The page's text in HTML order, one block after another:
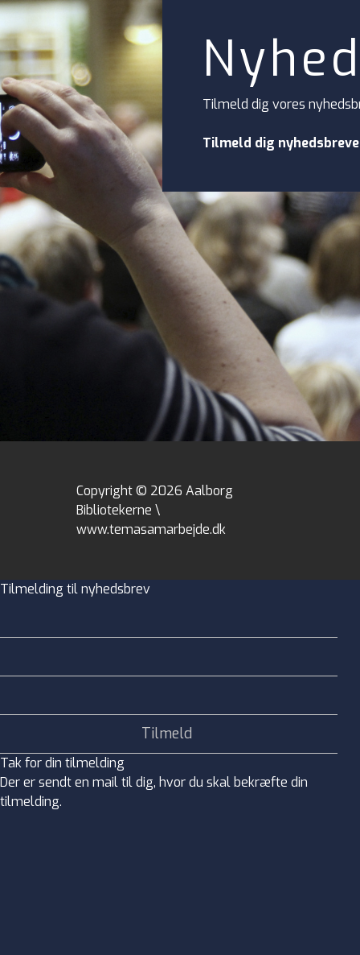
Tilmeld dig vores
Tilmeld dig
Copyright © 2026 Aalborg
Bibliotekerne \
www.temasamarbejde.dk
Tilmelding til nyhedsbrev
Tak for din tilmelding
Der er sendt en mail til dig, hvor du skal bekræfte din
tilmelding.